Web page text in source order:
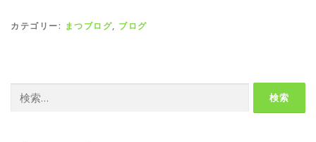
カテゴリー: まつブログ, ブログ
索: